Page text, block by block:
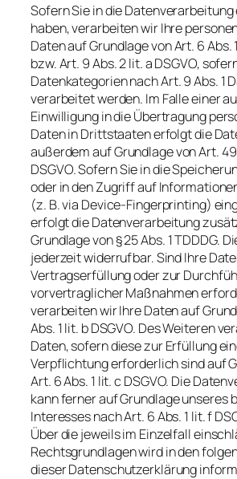
Sofern Sie in die
haben, verarbeiten wir Ihre
Daten auf Grundlage von Art. 6 Abs.
bzw. Art. 9 Abs. 2 lit. a DSGVO,
Datenkategorien nach Art. 9 Abs. 1
verarbeitet werden. Im Falle einer
Einwilligung in die Übertragung
Daten in Drittstaaten erfolgt die
außerdem auf Grundlage von Art. 49
DSGVO. Sofern Sie in die
oder in den Zugriff auf
(z. B. via Device-Fingerprinting)
erfolgt die Datenverarbeitung
Grundlage von § 25 Abs. 1 TDDDG.
jederzeit widerrufbar. Sind Ihre
Vertragserfüllung oder zur
vorvertraglicher Maßnahmen
verarbeiten wir Ihre Daten auf
Abs. 1 lit. b DSGVO. Des Weiteren
Daten, sofern diese zur Erfüllung
Verpflichtung erforderlich sind auf
Art. 6 Abs. 1 lit. c DSGVO. Die
kann ferner auf Grundlage unseres
Interesses nach Art. 6 Abs. 1 lit. f
Über die jeweils im Einzelfall
Rechtsgrundlagen wird in den
dieser Datenschutzerklärung